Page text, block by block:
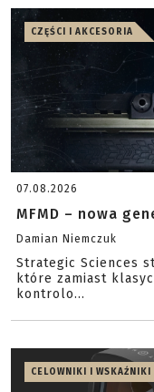
CZĘŚCI I AKCESORIA
07.08.2026
MFMD – nowa
Damian Niemczuk
Strategic Sciences
które zamiast
kontrolo...
CELOWNIKI I WSKAŹNIKI